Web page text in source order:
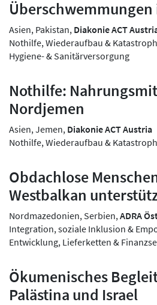
Überschwemmungen
Asien, Pakistan, Diakonie ACT
Nothilfe, Wiederaufbau &
Hygiene- & Sanitärversorgung
Nothilfe:
Nordjemen
Asien, Jemen, Diakonie ACT Austria
Nothilfe, Wiederaufbau &
Obdachlose
Westbalkan
Nordmazedonien, Serbien, ADRA
Integration, soziale Inklusion &
Entwicklung, Lieferketten &
Ökumenisches
Palästina und Israel